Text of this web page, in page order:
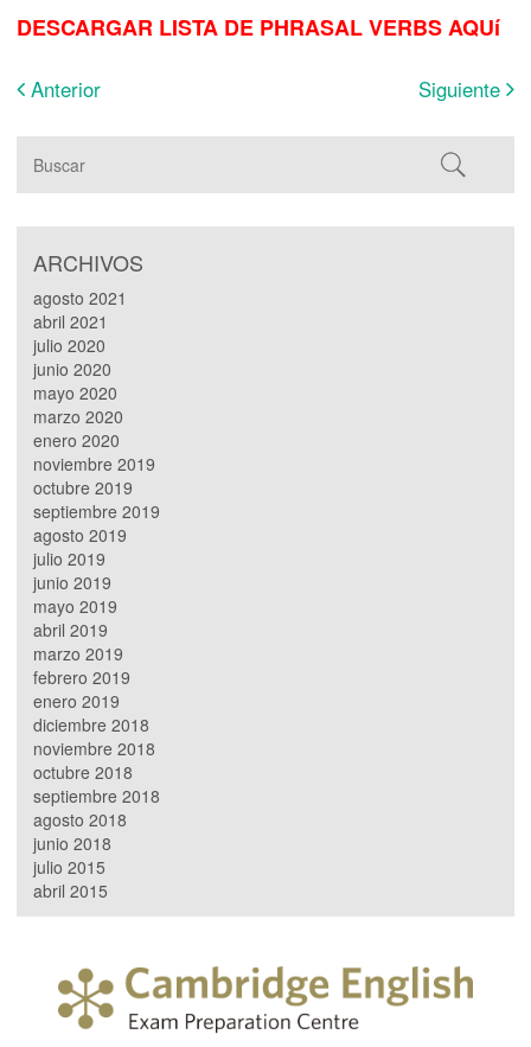
DESCARGAR LISTA DE PHRASAL VERBS AQUí
Anterior Siguiente
ARCHIVOS
agosto 2021
abril 2021
julio 2020
junio 2020
mayo 2020
marzo 2020
enero 2020
noviembre 2019
octubre 2019
septiembre 2019
agosto 2019
julio 2019
junio 2019
mayo 2019
abril 2019
marzo 2019
febrero 2019
enero 2019
diciembre 2018
noviembre 2018
octubre 2018
septiembre 2018
agosto 2018
junio 2018
julio 2015
abril 2015